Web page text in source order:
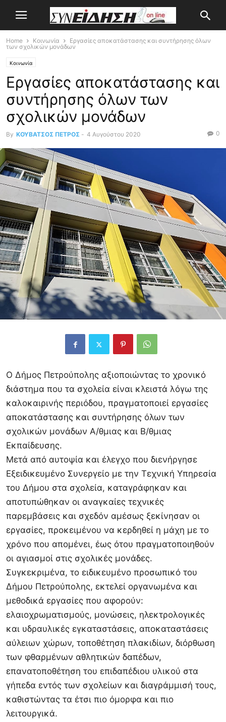
Home Κοινωνία
Εργασίες αποκατάστασης και συντήρησης όλων
των σχολικών μονάδων
Κοινωνία
Εργασίες αποκατάστασης και
συντήρησης όλων των
σχολικών μονάδων
By ΚΟΥΒΑΤΣΟΣ ΠΕΤΡΟΣ - 4 Αυγούστου 2020 0
Ο Δήμος Πετρούπολης αξιοποιώντας το χρονικό
διάστημα που τα σχολεία είναι κλειστά λόγω της
καλοκαιρινής περιόδου, πραγματοποιεί εργασίες
αποκατάστασης και συντήρησης όλων των
σχολικών μονάδων Α/θμιας και Β/θμιας
Εκπαίδευσης.
Μετά από αυτοψία και έλεγχο που διενήργησε
Εξειδικευμένο Συνεργείο με την Τεχνική Υπηρεσία
του Δήμου στα σχολεία, καταγράφηκαν και
αποτυπώθηκαν οι αναγκαίες τεχνικές
παρεμβάσεις και σχεδόν αμέσως ξεκίνησαν οι
εργασίες, προκειμένου να κερδηθεί η μάχη με το
χρόνο που απομένει, έως ότου πραγματοποιηθούν
οι αγιασμοί στις σχολικές μονάδες.
Συγκεκριμένα, το ειδικευμένο προσωπικό του
Δήμου Πετρούπολης, εκτελεί οργανωμένα και
μεθοδικά εργασίες που αφορούν:
ελαιοχρωματισμούς, μονώσεις, ηλεκτρολογικές
και υδραυλικές εγκαταστάσεις, αποκαταστάσεις
αύλειων χώρων, τοποθέτηση πλακιδίων, διόρθωση
των φθαρμένων αθλητικών δαπέδων,
επανατοποθέτηση του επιδαπέδιου υλικού στα
γήπεδα εντός των σχολείων και διαγράμμισή τους,
καθιστώντας τα έτσι πιο όμορφα και πιο
λειτουργικά.